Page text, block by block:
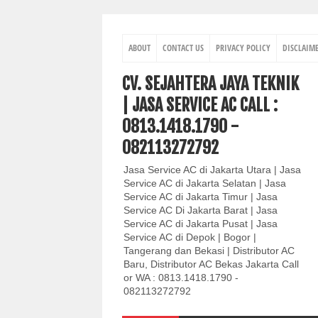
ABOUT CONTACT US PRIVACY POLICY
CV. SEJAHTERA JAYA TEKNIK
| JASA SERVICE AC CALL :
0813.1418.1790 -
082113272792
Jasa Service AC di Jakarta Utara | Jasa
Service AC di Jakarta Selatan | Jasa
Service AC di Jakarta Timur | Jasa
Service AC Di Jakarta Barat | Jasa
Service AC di Jakarta Pusat | Jasa
Service AC di Depok | Bogor |
Tangerang dan Bekasi | Distributor AC
Baru, Distributor AC Bekas Jakarta Call
or WA : 0813.1418.1790 -
082113272792